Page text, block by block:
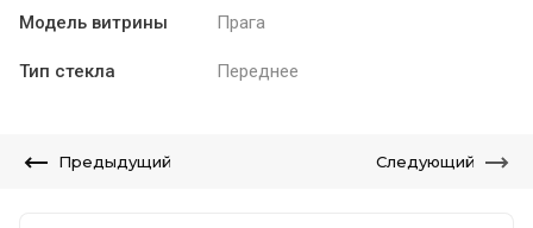
Модель витрины Прага
Тип стекла Переднее
Предыдущий Следующий